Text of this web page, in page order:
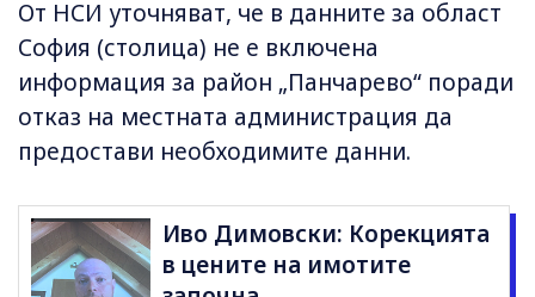
От НСИ уточняват, че в данните за област
София (столица) не е включена
информация за район „Панчарево“ поради
отказ на местната администрация да
предостави необходимите данни.
Иво Димовски: Корекцията
в цените на имотите